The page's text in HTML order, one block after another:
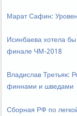
Марат Сафин:
Исинбаева хотела
финале ЧМ-2018
Владислав Третьяк:
финнами и шведами
Сборная РФ по